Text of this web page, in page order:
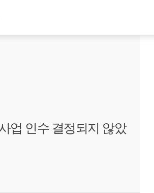
업 인수 결정되지 않았